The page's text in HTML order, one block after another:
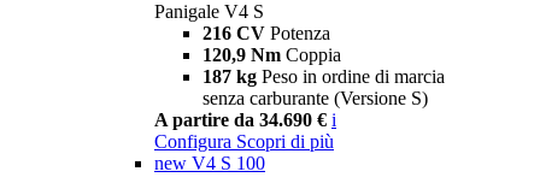
Panigale V4 S
216 CV Potenza
120,9 Nm Coppia
187 kg Peso in ordine di marcia
senza carburante (Versione S)
A partire da 34.690 € i
Configura Scopri di più
new V4 S 100